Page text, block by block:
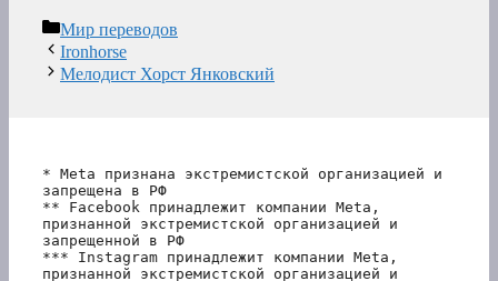
Рубрики
Мир переводов
Ironhorse
Мелодист Хорст Янковский
* Meta признана экстремистской организацией и
запрещена в РФ
** Facebook принадлежит компании Meta,
признанной экстремистской организацией и
запрещенной в РФ
*** Instagram принадлежит компании Meta,
признанной экстремистской организацией и